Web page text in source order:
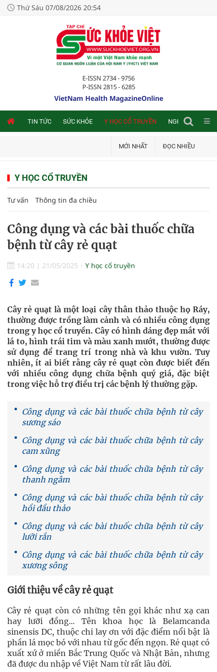
Thứ Sáu 07/08/2026 20:54
E-ISSN 2734 - 9756
P-ISSN 2815 - 6285
VietNam Health MagazineOnline
TIN TỨC SỨC KHỎE Y HỌC CỔ TRUYỀN NGHIÊN CỨU
MỚI NHẤT ĐỌC NHIỀU
Y HỌC CỔ TRUYỀN
Tư vấn Thông tin đa chiều
Công dụng và các bài thuốc chữa
bệnh từ cây rẻ quạt
14:20 | 21/05/2025 Y học cổ truyền
Cây rẻ quạt là một loại cây thân thảo thuộc họ Ráy,
thường được trồng làm cảnh và có nhiều công dụng
trong y học cổ truyền. Cây có hình dáng đẹp mắt với
lá to, hình trái tim và màu xanh mướt, thường được
sử dụng để trang trí trong nhà và khu vườn. Tuy
nhiên, ít ai biết rằng cây rẻ quạt còn được biết đến
với nhiều công dụng chữa bệnh quý giá, đặc biệt
trong việc hỗ trợ điều trị các bệnh lý thường gặp.
Công dụng và các bài thuốc chữa bệnh từ cây
sương sáo
Công dụng và các bài thuốc chữa bệnh từ cây
cam xũng
Công dụng và các bài thuốc chữa bệnh từ cây
thanh ngâm
Công dụng và các bài thuốc chữa bệnh từ cây
hồi đầu thảo
Công dụng và các bài thuốc chữa bệnh từ cây
lưỡi rắn
Công dụng và các bài thuốc chữa bệnh từ cây
xương sông
Giới thiệu về cây rẻ quạt
Cây rẻ quạt còn có những tên gọi khác như xạ can
hay lưỡi đồng... Tên khoa học là Belamcanda
sinensis DC, thuộc chi lay ơn với đặc điểm nổi bật là
phần lá mọc bó với nhau từ gốc đến ngọn. Rẻ quạt có
xuất xứ ở miền Bắc Trung Quốc và Nhật Bản, nhưng
đã được du nhập về Việt Nam từ rất lâu đời.